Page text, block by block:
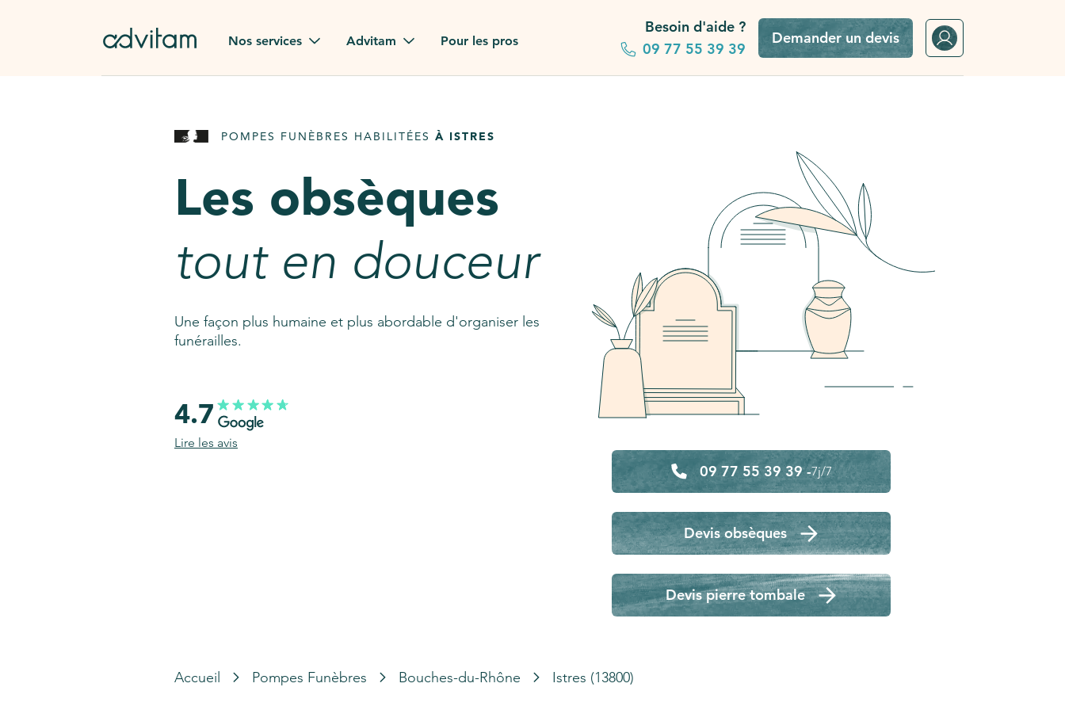
Nos services
Rapatriement à
Pierre tombale
AssistGPT
Nos services en plus
Advitam
Advitam dans la presse
Consultez notre FAQ
Pour les pros
Besoin d'aide ?
09 77 55 39 39
Demander un devis
POMPES FUNÈBRES HABILITÉES À ISTRES
Les obsèques
tout en douceur
Une façon plus humaine et plus abordable d'organiser les
funérailles.
09 77 55 39 39 -7j/7
Devis obsèques
Devis pierre tombale
4.7
Lire les avis
Accueil Pompes Funèbres Bouches-du-Rhône Istres (13800)